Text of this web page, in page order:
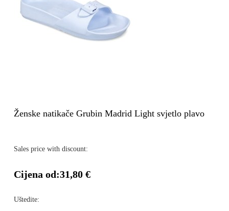
Ženske natikače Grubin Madrid Light svjetlo plavo
Sales price with discount:
Cijena od:31,80 €
Uštedite: